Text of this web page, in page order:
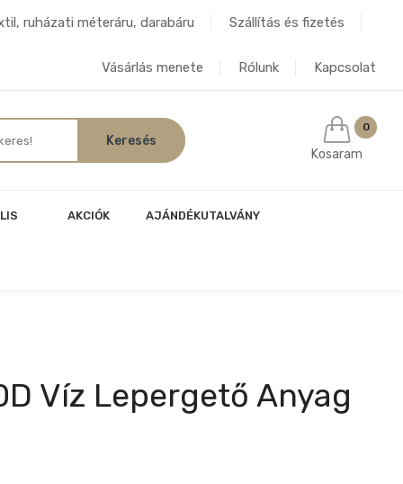
ruházati méteráru, darabáru Szállítás és fizetés
Vásárlás menete Rólunk Kapcsolat
0
Kosaram
AKCIÓK AJÁNDÉKUTALVÁNY
Víz Lepergető Anyag